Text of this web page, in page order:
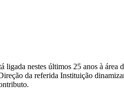
nestes últimos 25 anos à
da referida Instituição